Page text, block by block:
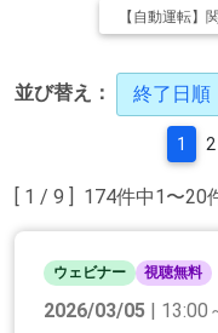
【自動運転】
並び替え： 終了日順
[ 1 / 9 ] 174件中1〜20
1 2
ウェビナー 視聴無料
2026/03/05 | 13:00